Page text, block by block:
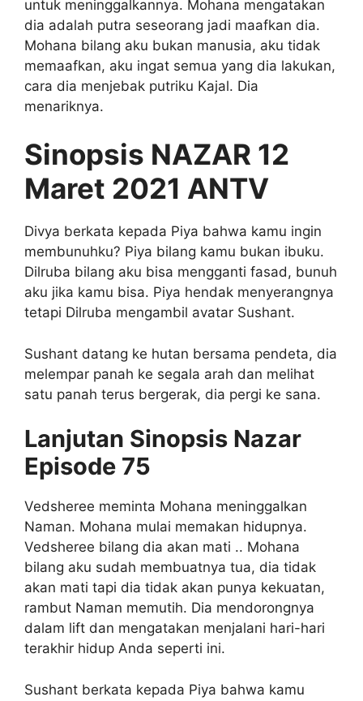
untuk meninggalkannya. Mohana mengatakan
dia adalah putra seseorang jadi maafkan dia.
Mohana bilang aku bukan manusia, aku tidak
memaafkan, aku ingat semua yang dia lakukan,
cara dia menjebak putriku Kajal. Dia
menariknya.
Sinopsis NAZAR 12
Maret 2021 ANTV
Divya berkata kepada Piya bahwa kamu ingin
membunuhku? Piya bilang kamu bukan ibuku.
Dilruba bilang aku bisa mengganti fasad, bunuh
aku jika kamu bisa. Piya hendak menyerangnya
tetapi Dilruba mengambil avatar Sushant.
Sushant datang ke hutan bersama pendeta, dia
melempar panah ke segala arah dan melihat
satu panah terus bergerak, dia pergi ke sana.
Lanjutan Sinopsis Nazar
Episode 75
Vedsheree meminta Mohana meninggalkan
Naman. Mohana mulai memakan hidupnya.
Vedsheree bilang dia akan mati .. Mohana
bilang aku sudah membuatnya tua, dia tidak
akan mati tapi dia tidak akan punya kekuatan,
rambut Naman memutih. Dia mendorongnya
dalam lift dan mengatakan menjalani hari-hari
terakhir hidup Anda seperti ini.
Sushant berkata kepada Piya bahwa kamu